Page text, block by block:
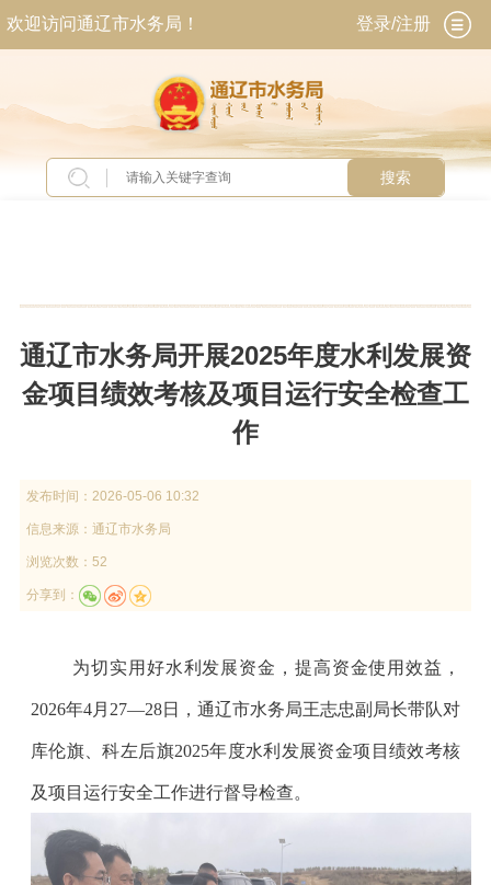
欢迎访问通辽市水务局！ 登录/注册
搜索
通辽市水务局开展2025年度水利发展资
金项目绩效考核及项目运行安全检查工
作
发布时间： 2026-05-06 10:32
信息来源： 通辽市水务局
浏览次数：52
分享到：
为切实用好水利发展资金，提高资金使用效益，
2026年4月 27—28日，通辽市水务局王志忠副局长带队对
库伦旗、科左后旗2025年度水利发展资金项目绩效考核
及项目运行安全工作进行督导检查。